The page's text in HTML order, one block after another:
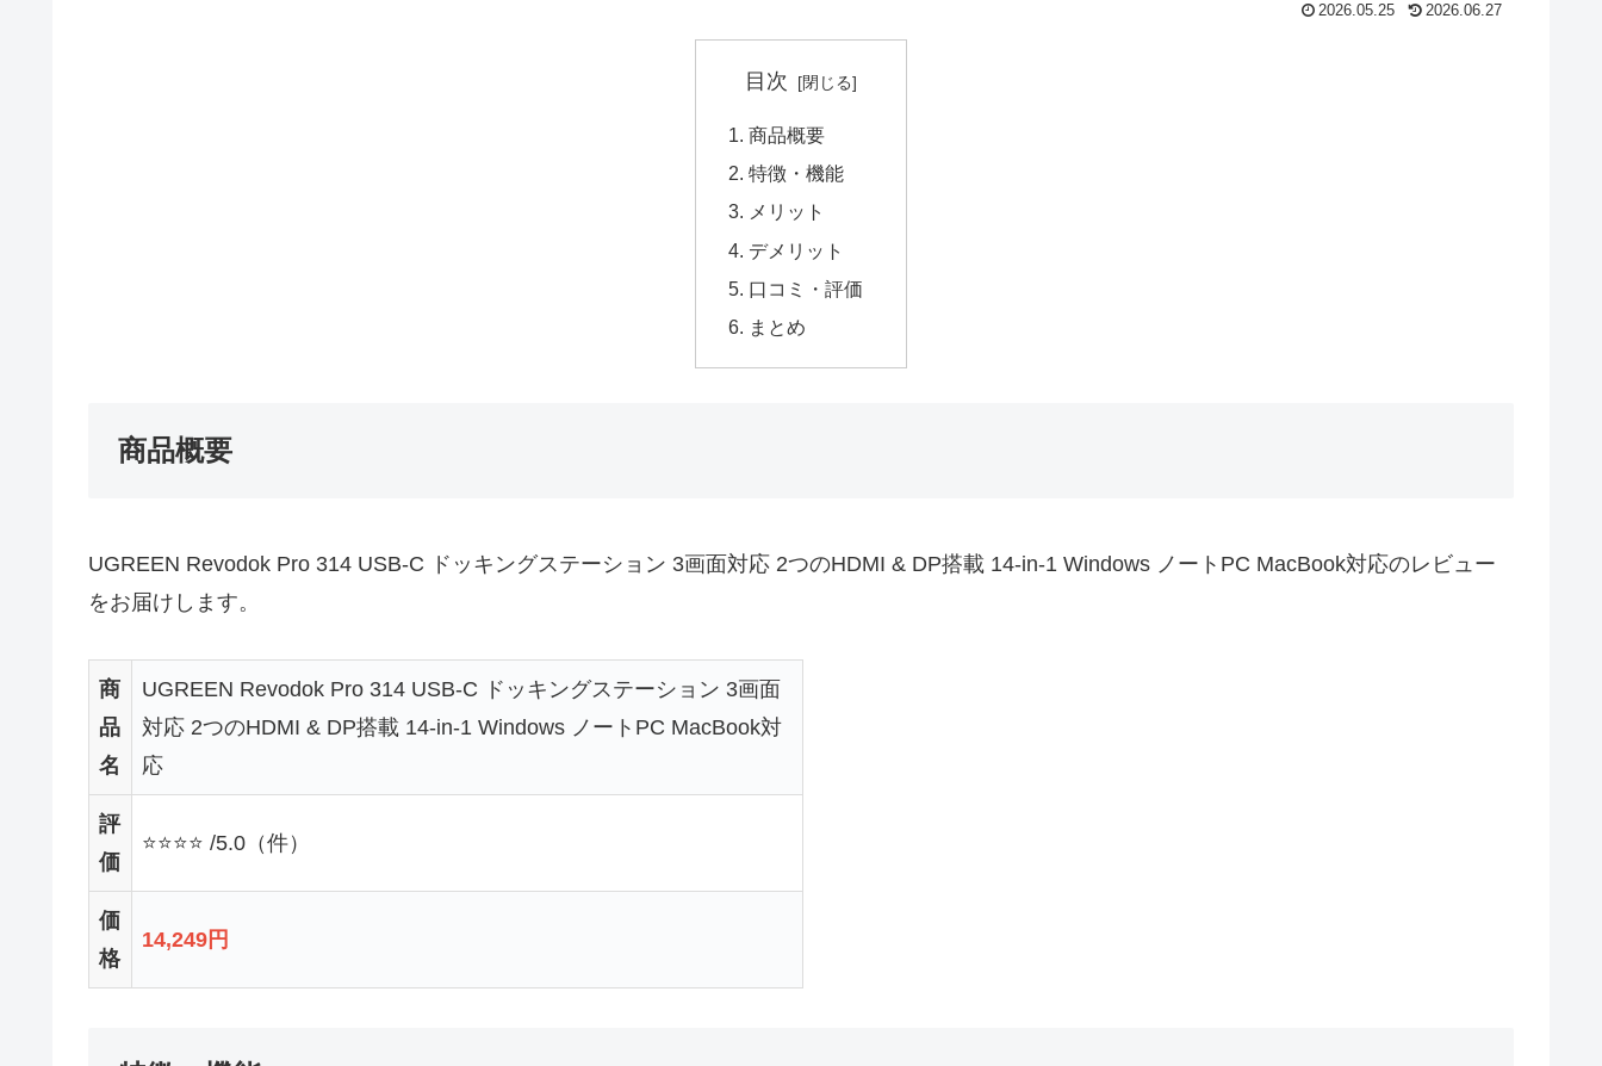
2026.05.25 2026.06.27
目次
商品概要
特徴・機能
メリット
デメリット
口コミ・評価
まとめ
商品概要
UGREEN Revodok Pro 314 USB-C ドッキングステーション 3画面対応 2つのHDMI & DP搭載 14-in-1 Windows ノートPC MacBook対応のレビュー
をお届けします。
商
品
名
UGREEN Revodok Pro 314 USB-C ドッキングステーション 3画面
対応 2つのHDMI & DP搭載 14-in-1 Windows ノートPC MacBook対
応
評
価
⭐⭐⭐⭐ /5.0（件）
価
格
14,249円